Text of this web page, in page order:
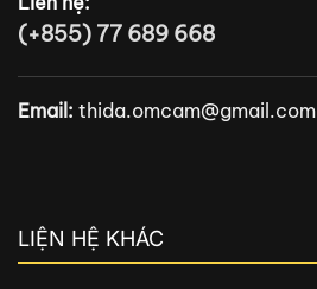
(+855) 77 689 668
Email: thida.omcam@gmail.com
LIỆN HỆ KHÁC